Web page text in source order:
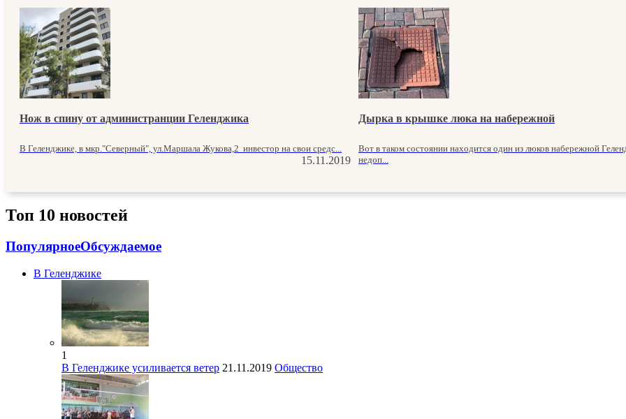
Нож в спину от администранции Геленджика
В Геленджике, в мкр."Северный", ул.Маршала Жукова,2 инвестор на свои средс...
15.11.2019
Дырка в крышке люка на набережной
Вот в таком состоянии находится один из люков набережной
недоп...
Топ 10 новостей
ПопулярноеОбсуждаемое
В Геленджике
1
В Геленджике усиливается ветер 21.11.2019 Общество